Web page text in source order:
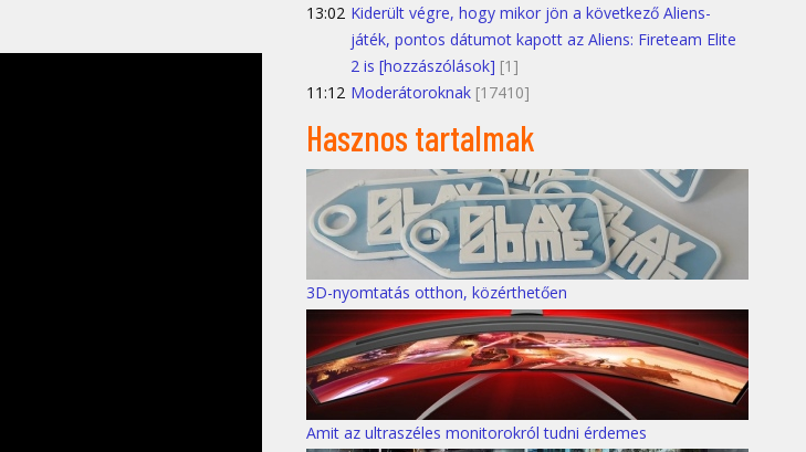
13:02 Kiderült végre, hogy mikor jön a következő Aliens-
játék, pontos dátumot kapott az Aliens: Fireteam Elite
2 is [hozzászólások] [1]
11:12 Moderátoroknak [17410]
Hasznos tartalmak
3D-nyomtatás otthon, közérthetően
Amit az ultraszéles monitorokról tudni érdemes